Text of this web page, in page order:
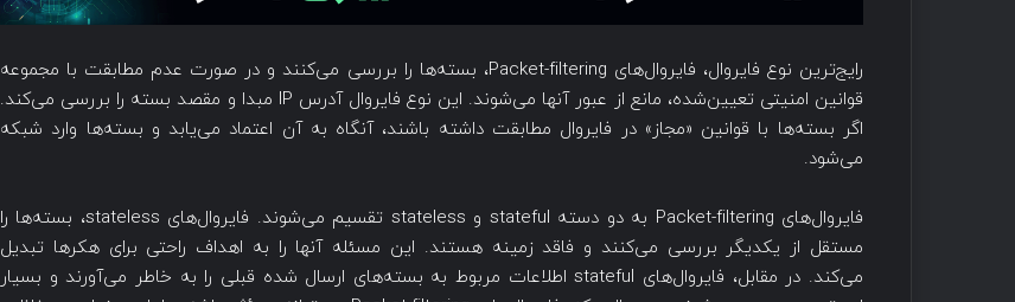
رایج‌ترین نوع فایروال، فایروال‌های Packet-filtering، بسته‌ها را بررسی می‌کنند و در صورت عدم مطابقت با مجموعه
قوانین امنیتی تعیین‌شده، مانع از عبور آنها می‌شوند. این نوع فایروال آدرس IP مبدا و مقصد بسته را بررسی می‌کند.
اگر بسته‌ها با قوانین «مجاز» در فایروال مطابقت داشته باشند، آنگاه به آن اعتماد می‌یابد و بسته‌ها وارد شبکه
می‌شود.
فایروال‌های Packet-filtering به دو دسته stateful و stateless تقسیم می‌شوند. فایروال‌های stateless، بسته‌ها را
مستقل از یکدیگر بررسی می‌کنند و فاقد زمینه هستند. این مسئله آنها را به اهداف راحتی برای هکرها تبدیل
می‌کند. در مقابل، فایروال‌های stateful اطلاعات مربوط به بسته‌های ارسال شده قبلی را به خاطر می‌آورند و بسیار